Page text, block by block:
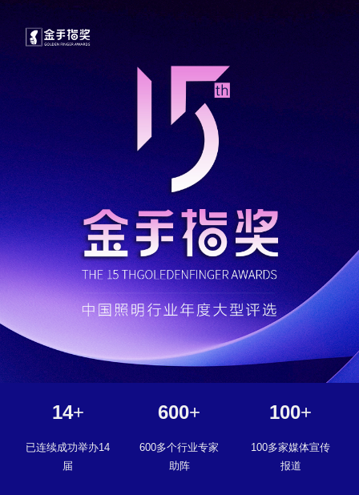
14+
已连续成功举办14
届
600+
600多个行业专家
助阵
100+
100多家媒体宣传
报道